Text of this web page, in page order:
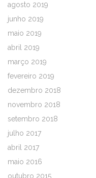
agosto 2019
junho 2019
maio 2019
abril 2019
março 2019
fevereiro 2019
dezembro 2018
novembro 2018
setembro 2018
julho 2017
abril 2017
maio 2016
outubro 2015